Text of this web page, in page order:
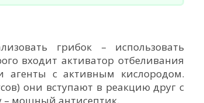
грибок – использовать
входит активатор отбеливания
агенты с активным кислородом.
они вступают в реакцию друг с